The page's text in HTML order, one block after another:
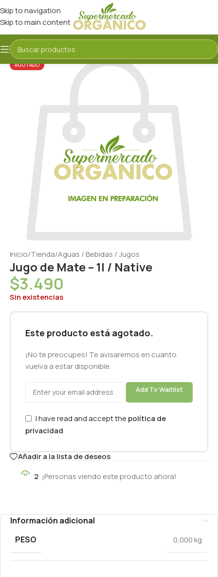
Skip to navigation
Skip to main content
AGOTADO
Inicio/Tienda/Aguas / Bebidas / Jugos
Jugo de Mate – 1l / Native
$3.490
Sin existencias
Este producto está agotado.
¡No te preocupes! Te avisaremos en cuanto
vuelva a estar disponible.
Add To Waitlist
I have read and accept the política de
privacidad
Añadir a la lista de deseos
2 ¡Personas viendo este producto ahora!
Información adicional
PESO
0,000 kg